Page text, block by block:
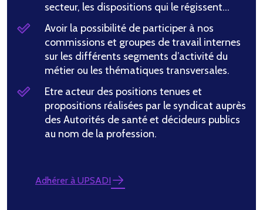
secteur, les dispositions qui le régissent…
Avoir la possibilité de participer à nos
commissions et groupes de travail internes
sur les différents segments d’activité du
métier ou les thématiques transversales.
Etre acteur des positions tenues et
propositions réalisées par le syndicat auprès
des Autorités de santé et décideurs publics
au nom de la profession.
Adhérer à UPSADI